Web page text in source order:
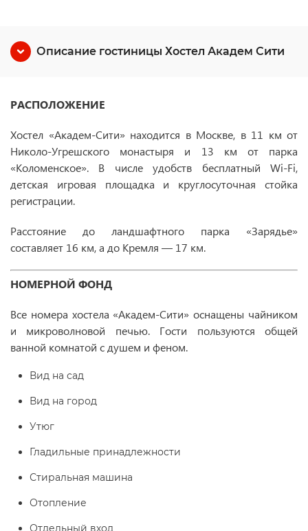
Описание гостиницы Хостел Академ Сити
РАСПОЛОЖЕНИЕ
Хостел «Академ-Сити» находится в Москве, в 11 км от
Николо-Угрешского монастыря и 13 км от парка
«Коломенское». В числе удобств бесплатный Wi-Fi,
детская игровая площадка и круглосуточная стойка
регистрации.
Расстояние до ландшафтного парка «Зарядье»
составляет 16 км, а до Кремля — 17 км.
НОМЕРНОЙ ФОНД
Все номера хостела «Академ-Сити» оснащены чайником
и микроволновой печью. Гости пользуются общей
ванной комнатой с душем и феном.
Вид на сад
Вид на город
Утюг
Гладильные принадлежности
Стиральная машина
Отопление
Отдельный вход